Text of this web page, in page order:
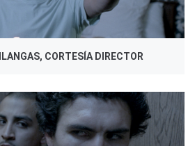
CORTESÍA DIRECTOR